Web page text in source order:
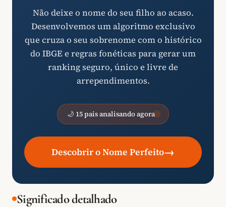
Não deixe o nome do seu filho ao acaso.
Desenvolvemos um algoritmo exclusivo
que cruza o seu sobrenome com o histórico
do IBGE e regras fonéticas para gerar um
ranking seguro, único e livre de
arrependimentos.
🌙 15 pais analisando agora
Descobrir o Nome Perfeito→
Significado detalhado